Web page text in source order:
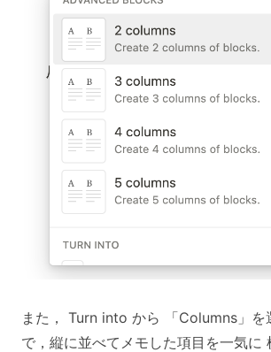
また， Turn into から 「Columns」を
で，縦に並べてメモした項目を一気に